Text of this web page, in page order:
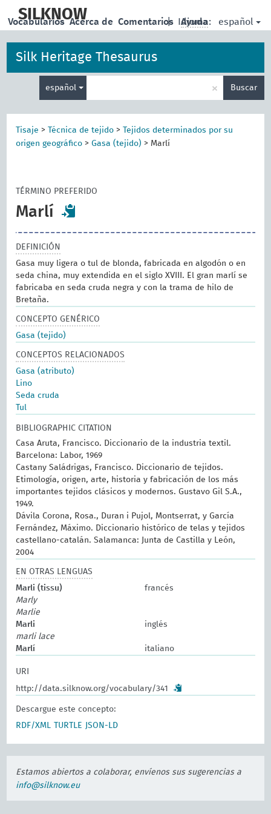
main
SILKNOW | Idioma: español
Vocabularios Acerca de Comentarios Ayuda
Silk Heritage Thesaurus
español × Buscar
Tisaje > Técnica de tejido >
Tejidos determinados por su
origen geográfico >Gasa (tejido) > Marlí
TÉRMINO PREFERIDO
Marlí
DEFINICIÓN
Gasa muy ligera o tul de blonda, fabricada en algodón o en
seda china, muy extendida en el siglo XVIII. El gran marlí se
fabricaba en seda cruda negra y con la trama de hilo de
Bretaña.
CONCEPTO GENÉRICO
Gasa (tejido)
CONCEPTOS RELACIONADOS
Gasa (atributo)
Lino
Seda cruda
Tul
BIBLIOGRAPHIC CITATION
Casa Aruta, Francisco. Diccionario de la industria textil.
Barcelona: Labor, 1969
Castany Saládrigas, Francisco. Diccionario de tejidos.
Etimología, origen, arte, historia y fabricación de los más
importantes tejidos clásicos y modernos. Gustavo Gil S.A.,
1949.
Dávila Corona, Rosa., Duran i Pujol, Montserrat, y García
Fernández, Máximo. Diccionario histórico de telas y tejidos
castellano-catalán. Salamanca: Junta de Castilla y León,
2004
EN OTRAS LENGUAS
Marli (tissu)
francés
Marly
Marlie
Marli
inglés
marli lace
Marlí
italiano
URI
http://data.silknow.org/vocabulary/341
Descargue este concepto:
RDF/XML
TURTLE JSON-LD
Estamos abiertos a colaborar, envíenos sus sugerencias a
info@silknow.eu